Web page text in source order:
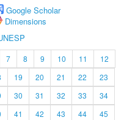
Google Scholar
Dimensions
7 8 9 10 11
12
19 20 21 22
23
30 31 32 33
34
41 42 43 44
45